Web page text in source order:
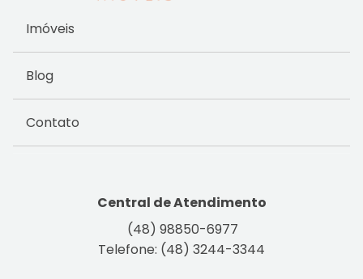
Imóveis
Blog
Contato
Central de Atendimento
(48) 98850-6977
Telefone: (48) 3244-3344